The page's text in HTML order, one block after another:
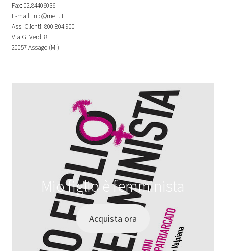
Fax: 02.84406036
E-mail: info@meli.it
Ass. Clienti: 800.804.900
Via G. Verdi 8
20057 Assago (MI)
Mio figlio è femminista
Acquista ora